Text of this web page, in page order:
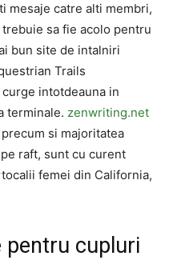
mesaje catre alti membri,
sa fie acolo pentru
bun site de intalniri
Trails
intotdeauna in
terminale. zenwriting.net
si majoritatea
raft, sunt cu curent
femei din California,
pentru cupluri